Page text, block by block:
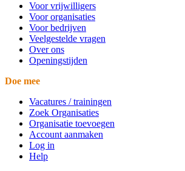
Voor vrijwilligers
Voor organisaties
Voor bedrijven
Veelgestelde vragen
Over ons
Openingstijden
Doe mee
Vacatures / trainingen
Zoek Organisaties
Organisatie toevoegen
Account aanmaken
Log in
Help